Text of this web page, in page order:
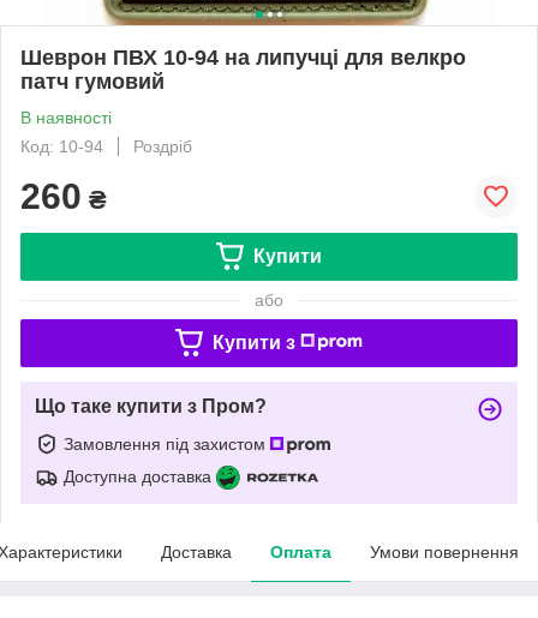
Шеврон ПВХ 10-94 на липучці для велкро
патч гумовий
В наявності
Код: 10-94
Роздріб
260 ₴
Купити
або
Купити з
Що таке купити з Пром?
Замовлення під захистом
Доступна доставка
Доставка Оплата Умови повернення